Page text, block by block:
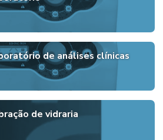
de análises clínicas
de vidraria